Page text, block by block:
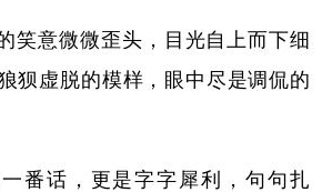
笑意微微歪头，目光自上而下细
狈虚脱的模样，眼中尽是调侃的
番话，更是字字犀利，句句扎